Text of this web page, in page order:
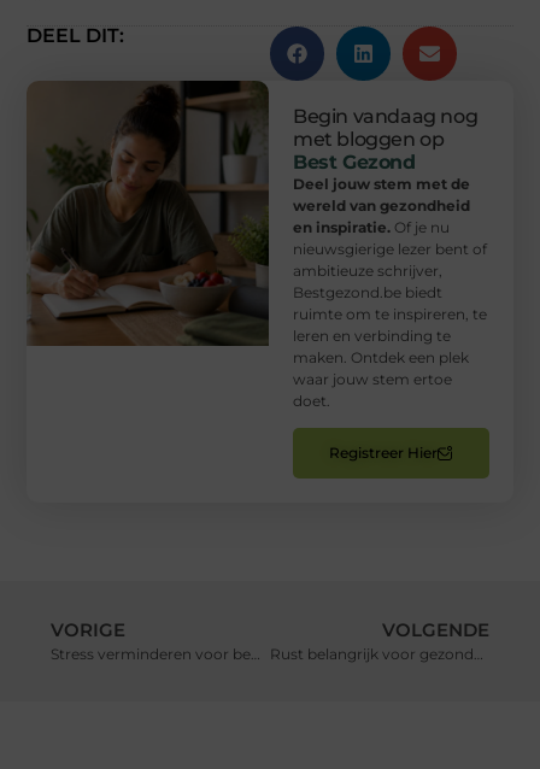
DEEL DIT:
Begin vandaag nog
met bloggen op
Best Gezond
Deel jouw stem met de
wereld van gezondheid
en inspiratie.Of je nu
nieuwsgierige lezer bent of
ambitieuze schrijver,
Bestgezond.be biedt
ruimte om te inspireren, te
leren en verbinding te
maken. Ontdek een plek
waar jouw stem ertoe
doet.
Registreer Hier
VORIGE VOLGENDE